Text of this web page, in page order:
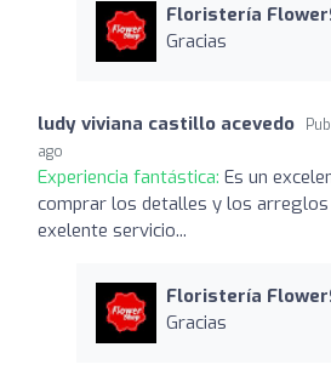
Floristería
Gracias
ludy viviana castillo acevedo
ago
Experiencia fantástica: Es un
comprar los detalles y los
exelente servicio...
Floristería
Gracias